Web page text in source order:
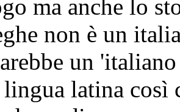
ma anche lo
non è un
un
latina così